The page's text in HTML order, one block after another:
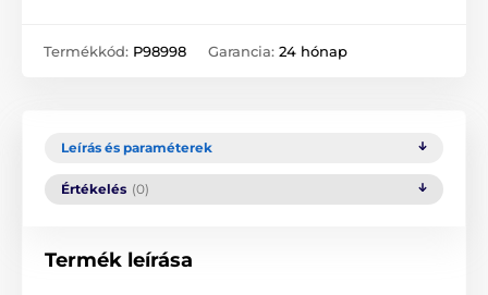
Termékkód: P98998 Garancia: 24 hónap
Leírás és paraméterek
Értékelés (0)
Termék leírása